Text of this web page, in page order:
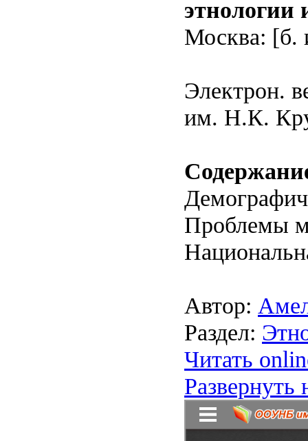
Москва: [б.
Электрон.
им. Н.К.
Проблемы
Автор:
Раздел:
Читать
Развернуть